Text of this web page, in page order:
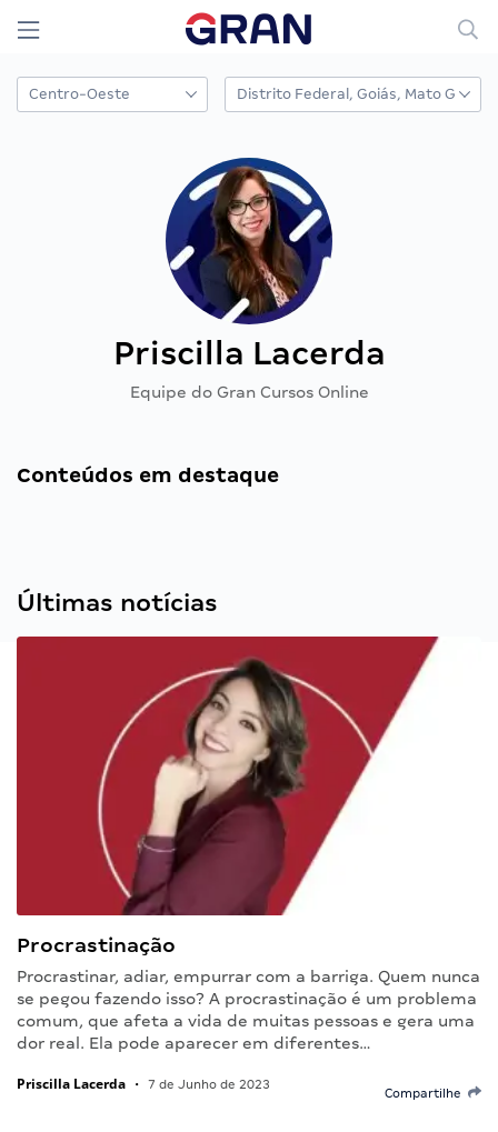
Priscilla Lacerda
Equipe do Gran Cursos Online
Conteúdos em destaque
Últimas notícias
Procrastinação
Procrastinar, adiar, empurrar com a barriga. Quem nunca
se pegou fazendo isso? A procrastinação é um problema
comum, que afeta a vida de muitas pessoas e gera uma
dor real. Ela pode aparecer em diferentes…
Priscilla Lacerda • 7 de Junho de 2023
Compartilhe